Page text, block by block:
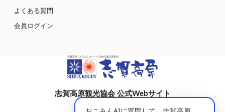
よくある質問
会員ログイン
志賀高原観光協会 公式Webサイト
〒381-0401